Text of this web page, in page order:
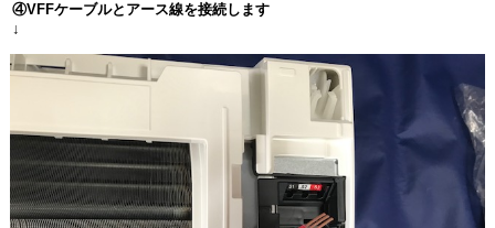
④VFFケーブルとアース線を接続します
↓